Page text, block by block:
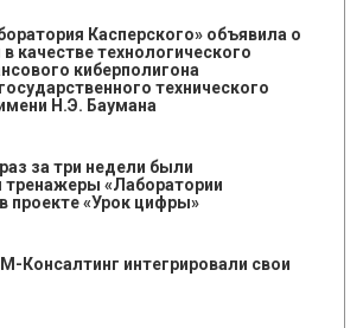
Касперского» объявила о
качестве технологического
киберполигона
технического
Н.Э. Баумана
за три недели были
тренажеры «Лаборатории
проекте «Урок цифры»
Консалтинг интегрировали свои